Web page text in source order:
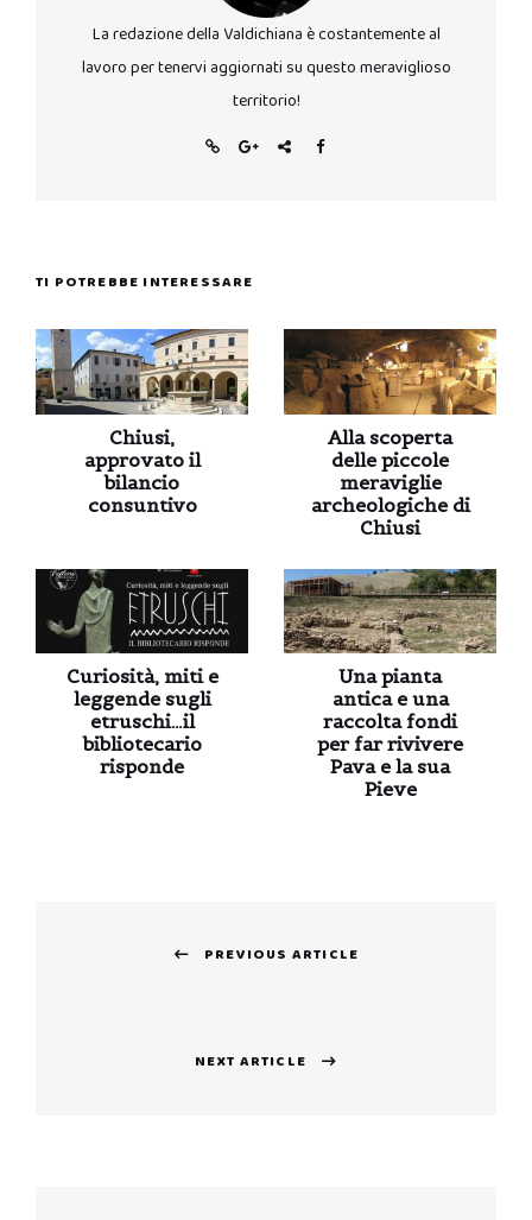
La redazione della Valdichiana è costantemente al
lavoro per tenervi aggiornati su questo meraviglioso
territorio!
TI POTREBBE INTERESSARE
Chiusi,
approvato il
bilancio
consuntivo
Alla scoperta
delle piccole
meraviglie
archeologiche di
Chiusi
Curiosità, miti e
leggende sugli
etruschi…il
bibliotecario
risponde
Una pianta
antica e una
raccolta fondi
per far rivivere
Pava e la sua
Pieve
PREVIOUS ARTICLE
NEXT ARTICLE